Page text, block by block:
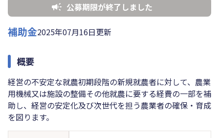
公募期限が終了しました
補助金2025年07月16日更新
概要
経営の不安定な就農初期段階の新規就農者に対して、農業
用機械又は施設の整備その他就農に要する経費の一部を補
助し、経営の安定化及び次世代を担う農業者の確保・育成
を図ります。